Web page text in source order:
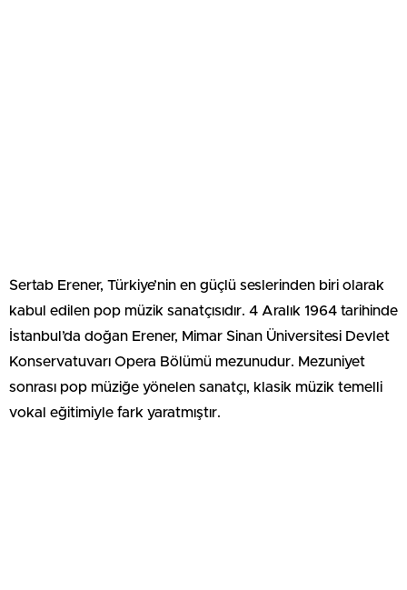
Sertab Erener, Türkiye’nin en güçlü seslerinden biri olarak
kabul edilen pop müzik sanatçısıdır. 4 Aralık 1964 tarihinde
İstanbul’da doğan Erener, Mimar Sinan Üniversitesi Devlet
Konservatuvarı Opera Bölümü mezunudur. Mezuniyet
sonrası pop müziğe yönelen sanatçı, klasik müzik temelli
vokal eğitimiyle fark yaratmıştır.